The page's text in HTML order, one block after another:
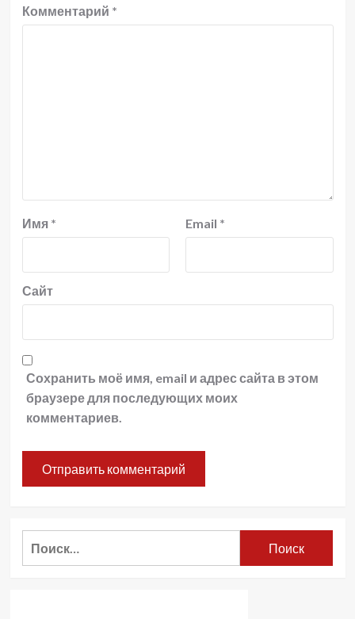
Комментарий *
Имя * Email *
Сайт
Сохранить моё имя, email и адрес сайта в этом
браузере для последующих моих
комментариев.